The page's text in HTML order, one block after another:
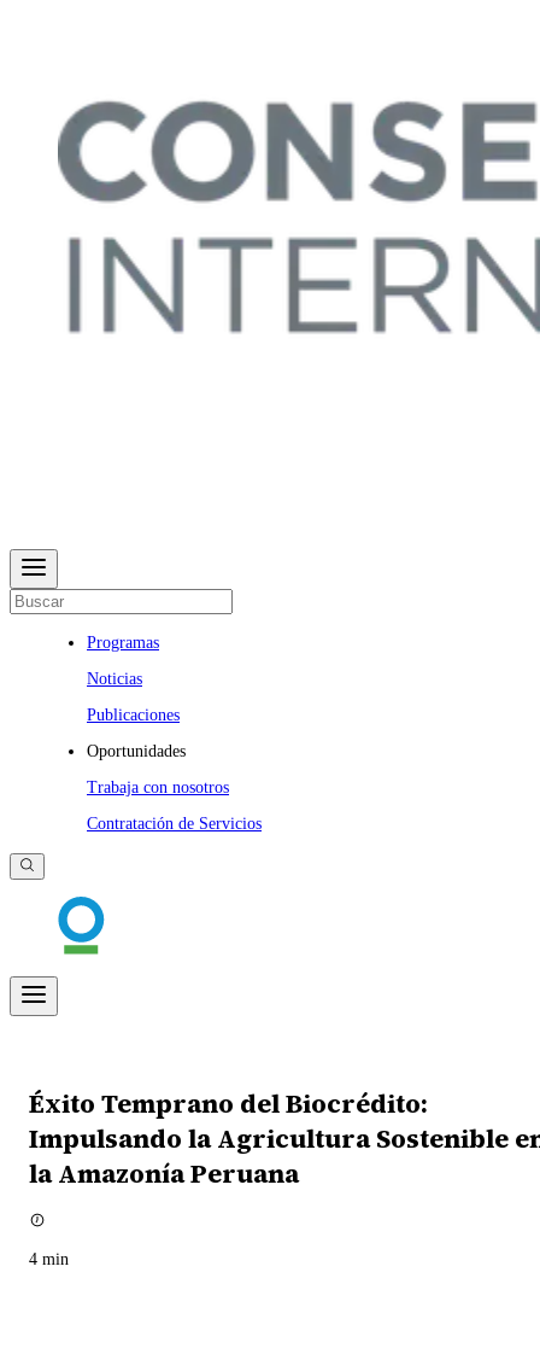
Programas
Noticias
Publicaciones
Oportunidades
Trabaja con nosotros
Contratación de Servicios
Éxito Temprano del Biocrédito:
Impulsando la Agricultura Sostenible
la Amazonía Peruana
4 min